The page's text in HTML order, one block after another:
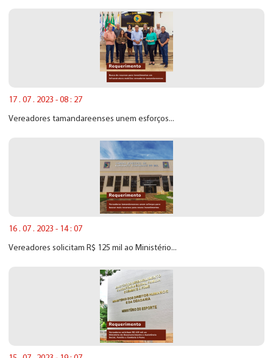
17 . 07 . 2023 - 08 : 27
Vereadores tamandareenses unem esforços...
16 . 07 . 2023 - 14 : 07
Vereadores solicitam R$ 125 mil ao Ministério...